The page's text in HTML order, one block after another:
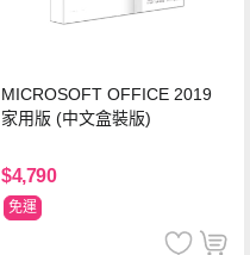
MICROSOFT OFFICE 2019
家用版 (中文盒裝版)
$4,790
免運